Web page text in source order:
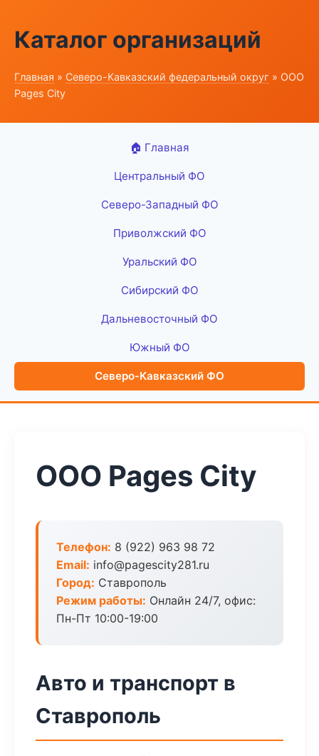
Каталог организаций
Главная » Северо-Кавказский федеральный округ » ООО
Pages City
🏠 Главная
Центральный ФО
Северо-Западный ФО
Приволжский ФО
Уральский ФО
Сибирский ФО
Дальневосточный ФО
Южный ФО
Северо-Кавказский ФО
ООО Pages City
Телефон: 8 (922) 963 98 72
Email: info@pagescity281.ru
Город: Ставрополь
Режим работы: Онлайн 24/7, офис:
Пн-Пт 10:00-19:00
Авто и транспорт в
Ставрополь